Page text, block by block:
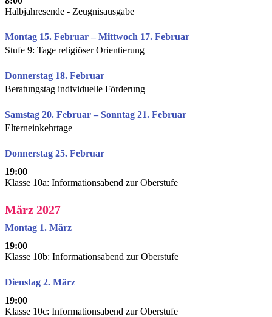
Halbjahresende - Zeugnisausgabe
Montag 15. Februar – Mittwoch 17. Februar
Stufe 9: Tage religiöser Orientierung
Donnerstag 18. Februar
Beratungstag individuelle Förderung
Samstag 20. Februar – Sonntag 21. Februar
Elterneinkehrtage
Donnerstag 25. Februar
19:00
Klasse 10a: Informationsabend zur Oberstufe
März 2027
Montag 1. März
19:00
Klasse 10b: Informationsabend zur Oberstufe
Dienstag 2. März
19:00
Klasse 10c: Informationsabend zur Oberstufe